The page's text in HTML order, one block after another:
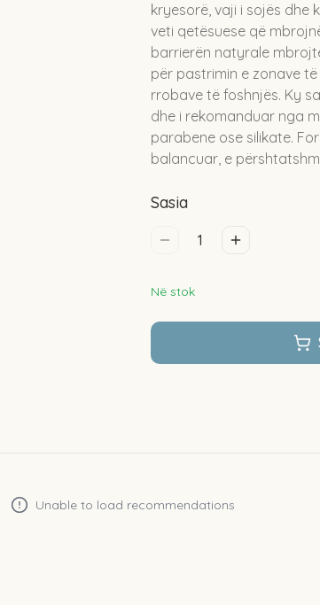
kryesorë, vaji i sojës dhe
veti qetësuese që
barrierën natyrale
për pastrimin e zonave
rrobave të foshnjës. Ky
dhe i rekomanduar nga
parabene ose silikate.
balancuar, e
Sasia
1
Në stok
Unable to load recommendations